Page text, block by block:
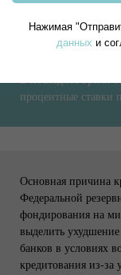
В последнее время
процентные ставки
Основная причина
Федеральной
фондирования на
выделить
банков в условиях
кредитования из-за
Нажимая
данных и